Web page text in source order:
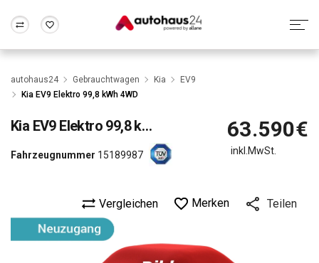
Zum Antrag
Wir bewerten dein Auto
Alle Fragen & Antworten
Rund um die Inzahlungnahme
FrankfurtWuppertal
autohaus24 Gebrauchtwagen Kia
EV9
Kia EV9 Elektro 99,8 kWh 4WD
Kia EV9 Elektro 99,8 kWh 4WD
Fahrzeugnummer 15189987
Vergleichen Merken Teilen
63.590€
inkl.MwSt.